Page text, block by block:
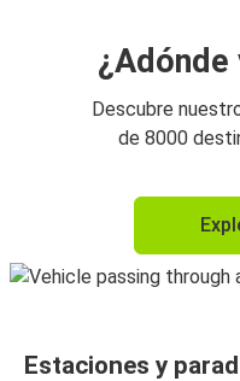
¿Adónde
Descubre
de 8000
Estaciones y